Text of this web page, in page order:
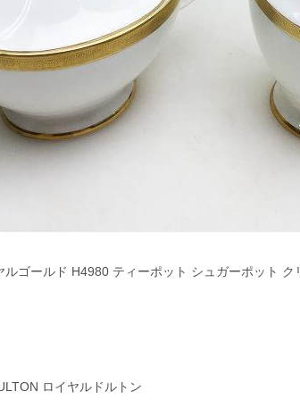
ルゴールド H4980 ティーポット シュガーポット
ロイヤルドルトン